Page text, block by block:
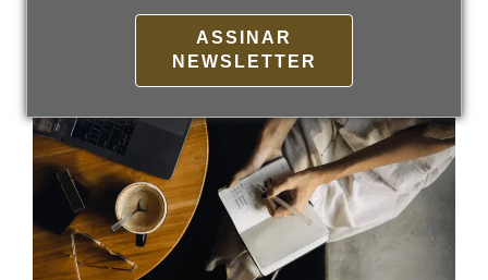
ASSINAR
NEWSLETTER
9 de outubro de 2025 Por